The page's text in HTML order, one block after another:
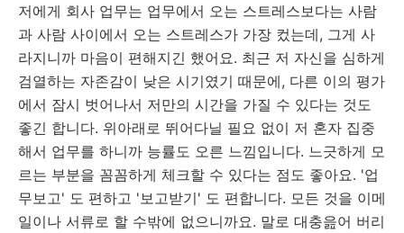
저에게 회사 업무는 업무에서 오는 스트레스보다는 사람
과 사람 사이에서 오는 스트레스가 가장 컸는데, 그게 사
라지니까 마음이 편해지긴 했어요. 최근 저 자신을 심하게
검열하는 자존감이 낮은 시기였기 때문에, 다른 이의 평가
에서 잠시 벗어나서 저만의 시간을 가질 수 있다는 것도
좋긴 합니다. 위아래로 뛰어다닐 필요 없이 저 혼자 집중
해서 업무를 하니까 능률도 오른 느낌입니다. 느긋하게 모
르는 부분을 꼼꼼하게 체크할 수 있다는 점도 좋아요. '업
무보고' 도 편하고 '보고받기' 도 편합니다. 모든 것을 이메
일이나 서류로 할 수밖에 없으니까요. 말로 대충읊어 버리